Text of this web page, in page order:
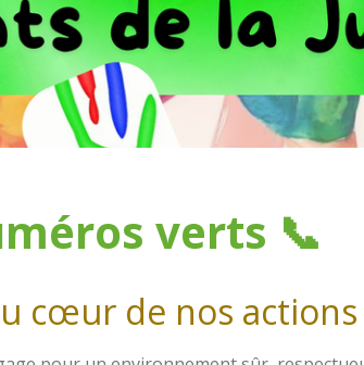
verts 📞
cœur de nos actions